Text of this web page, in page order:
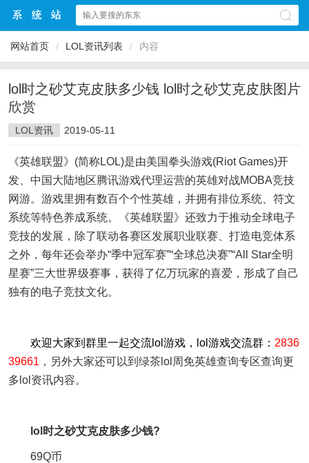
网站首页 / LOL资讯列表 / 内容
lol时之砂艾克皮肤多少钱 lol时之砂艾克皮肤图片
欣赏
LOL资讯 2019-05-11
《英雄联盟》(简称LOL)是由美国拳头游戏(Riot Games)开
发、中国大陆地区腾讯游戏代理运营的英雄对战MOBA竞技
网游。游戏里拥有数百个个性英雄，并拥有排位系统、符文
系统等特色养成系统。《英雄联盟》还致力于推动全球电子
竞技的发展，除了联动各赛区发展职业联赛、打造电竞体系
之外，每年还会举办“季中冠军赛”“全球总决赛”“All Star全明
星赛”三大世界级赛事，获得了亿万玩家的喜爱，形成了自己
独有的电子竞技文化。
欢迎大家到群里一起交流lol游戏，lol游戏交流群： 2836
39661 ，另外大家还可以到绿茶lol周免英雄查询专区查询更
多lol资讯内容。
lol时之砂艾克皮肤多少钱?
69Q币